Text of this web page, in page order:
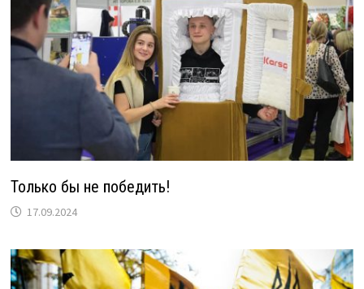
Только бы не победить!
17.09.2024